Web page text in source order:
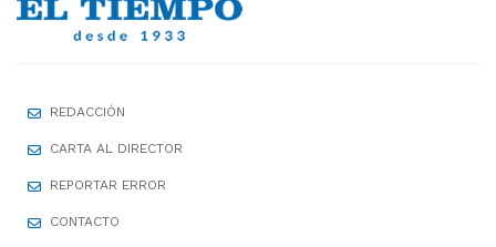
REDACCIÓN
CARTA AL DIRECTOR
REPORTAR ERROR
CONTACTO